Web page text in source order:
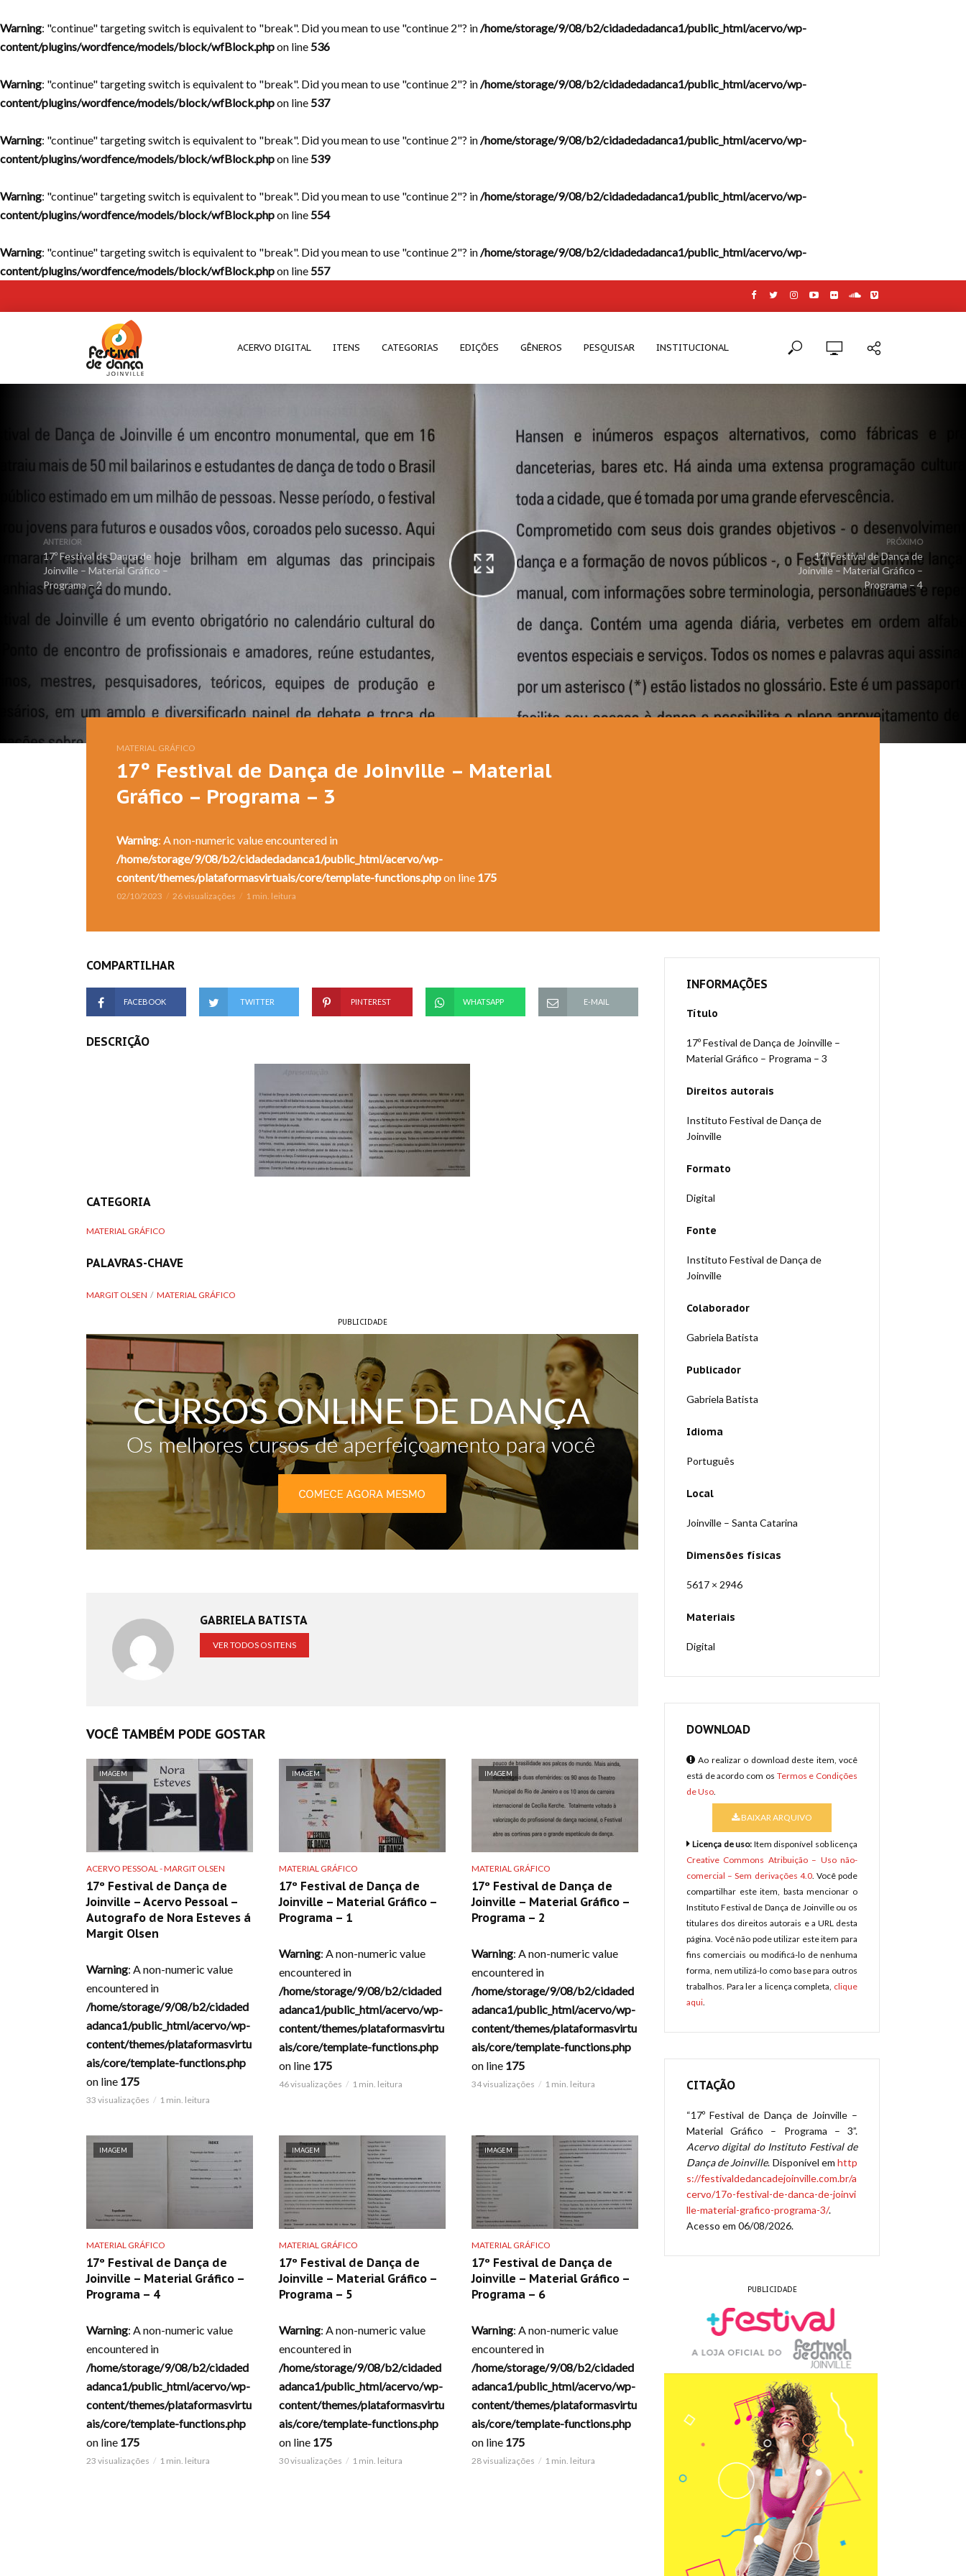
Warning: "continue" targeting switch is equivalent to "break". Did you mean to use "continue 2"? in/home/storage/9/08/b2/cidadedadanca1/public_html/acervo/wp-
content/plugins/wordfence/models/block/wfBlock.phpon line536
Warning: "continue" targeting switch is equivalent to "break". Did you mean to use "continue 2"? in/home/storage/9/08/b2/cidadedadanca1/public_html/acervo/wp-
content/plugins/wordfence/models/block/wfBlock.phpon line537
Warning: "continue" targeting switch is equivalent to "break". Did you mean to use "continue 2"? in/home/storage/9/08/b2/cidadedadanca1/public_html/acervo/wp-
content/plugins/wordfence/models/block/wfBlock.phpon line539
Warning: "continue" targeting switch is equivalent to "break". Did you mean to use "continue 2"? in/home/storage/9/08/b2/cidadedadanca1/public_html/acervo/wp-
content/plugins/wordfence/models/block/wfBlock.phpon line554
Warning: "continue" targeting switch is equivalent to "break". Did you mean to use "continue 2"? in/home/storage/9/08/b2/cidadedadanca1/public_html/acervo/wp-
content/plugins/wordfence/models/block/wfBlock.phpon line557
ACERVO DIGITAL ITENS CATEGORIAS EDIÇÕES GÊNEROS PESQUISAR INSTITUCIONAL
ANTERIOR
17º Festival de Dança de
Joinville – Material Gráfico –
Programa – 2
PRÓXIMO
17º Festival de Dança de
Joinville – Material Gráfico –
Programa – 4
MATERIAL GRÁFICO
17º Festival de Dança de Joinville – Material
Gráfico – Programa – 3
Warning: A non-numeric value encountered in
/home/storage/9/08/b2/cidadedadanca1/public_html/acervo/wp-
content/themes/plataformasvirtuais/core/template-functions.phpon line 175
02/10/2023 26 visualizações 1 min. leitura
COMPARTILHAR
FACEBOOK TWITTER PINTEREST WHATSAPP E-MAIL
DESCRIÇÃO
CATEGORIA
MATERIAL GRÁFICO
PALAVRAS-CHAVE
MARGIT OLSEN MATERIAL GRÁFICO
PUBLICIDADE
GABRIELA BATISTA
VER TODOS OS ITENS
VOCÊ TAMBÉM PODE GOSTAR
IMAGEM
ACERVO PESSOAL - MARGIT OLSEN
17º Festival de Dança de
Joinville – Acervo Pessoal –
Autografo de Nora Esteves á
Margit Olsen
Warning: A non-numeric value
encountered in
/home/storage/9/08/b2/cidaded
adanca1/public_html/acervo/wp-
content/themes/plataformasvirtu
ais/core/template-functions.php
on line 175
33 visualizações 1 min. leitura
IMAGEM
MATERIAL GRÁFICO
17º Festival de Dança de
Joinville – Material Gráfico –
Programa – 1
Warning: A non-numeric value
encountered in
/home/storage/9/08/b2/cidaded
adanca1/public_html/acervo/wp-
content/themes/plataformasvirtu
ais/core/template-functions.php
on line 175
46 visualizações 1 min. leitura
IMAGEM
MATERIAL GRÁFICO
17º Festival de Dança de
Joinville – Material Gráfico –
Programa – 2
Warning: A non-numeric value
encountered in
/home/storage/9/08/b2/cidaded
adanca1/public_html/acervo/wp-
content/themes/plataformasvirtu
ais/core/template-functions.php
on line 175
34 visualizações 1 min. leitura
IMAGEM
MATERIAL GRÁFICO
17º Festival de Dança de
Joinville – Material Gráfico –
Programa – 4
Warning: A non-numeric value
encountered in
/home/storage/9/08/b2/cidaded
adanca1/public_html/acervo/wp-
content/themes/plataformasvirtu
ais/core/template-functions.php
on line 175
23 visualizações 1 min. leitura
IMAGEM
MATERIAL GRÁFICO
17º Festival de Dança de
Joinville – Material Gráfico –
Programa – 5
Warning: A non-numeric value
encountered in
/home/storage/9/08/b2/cidaded
adanca1/public_html/acervo/wp-
content/themes/plataformasvirtu
ais/core/template-functions.php
on line 175
30 visualizações 1 min. leitura
IMAGEM
MATERIAL GRÁFICO
17º Festival de Dança de
Joinville – Material Gráfico –
Programa – 6
Warning: A non-numeric value
encountered in
/home/storage/9/08/b2/cidaded
adanca1/public_html/acervo/wp-
content/themes/plataformasvirtu
ais/core/template-functions.php
on line 175
28 visualizações 1 min. leitura
INFORMAÇÕES
Título
17º Festival de Dança de Joinville –
Material Gráfico – Programa – 3
Direitos autorais
Instituto Festival de Dança de
Joinville
Formato
Digital
Fonte
Instituto Festival de Dança de
Joinville
Colaborador
Gabriela Batista
Publicador
Gabriela Batista
Idioma
Português
Local
Joinville – Santa Catarina
Dimensões físicas
5617 × 2946
Materiais
Digital
DOWNLOAD
Ao realizar o download deste item, você
está de acordo com os Termos e Condições
de Uso.
BAIXAR ARQUIVO
Licença de uso: Item disponível sob licença
Creative Commons Atribuição – Uso não-
comercial – Sem derivações 4.0. Você pode
compartilhar este item, basta mencionar o
Instituto Festival de Dança de Joinville ou os
titulares dos direitos autorais e a URL desta
página. Você não pode utilizar este item para
fins comerciais ou modificá-lo de nenhuma
forma, nem utilizá-lo como base para outros
trabalhos. Para ler a licença completa, clique
aqui.
CITAÇÃO
“17º Festival de Dança de Joinville –
Material Gráfico – Programa – 3”.
Acervo digital do Instituto Festival de
Dança de Joinville. Disponível emhttp
s://festivaldedancadejoinville.com.br/a
cervo/17o-festival-de-danca-de-joinvi
lle-material-grafico-programa-3/.
Acesso em 06/08/2026.
PUBLICIDADE